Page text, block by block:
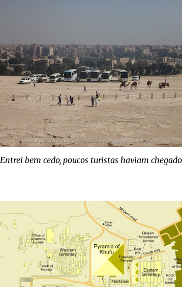
Entrei bem cedo, poucos turistas haviam chegado